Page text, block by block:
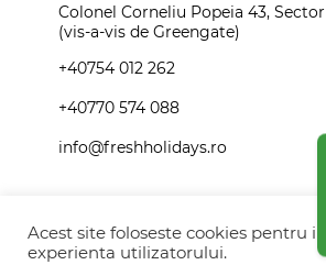
Colonel Corneliu Popeia 43,
(vis-a-vis de Greengate)
+40754 012 262
+40770 574 088
info@freshholidays.ro
Povestile noastre
Contact Fresh Holidays
Acest site foloseste cookies pentru
experienta utilizatorului.